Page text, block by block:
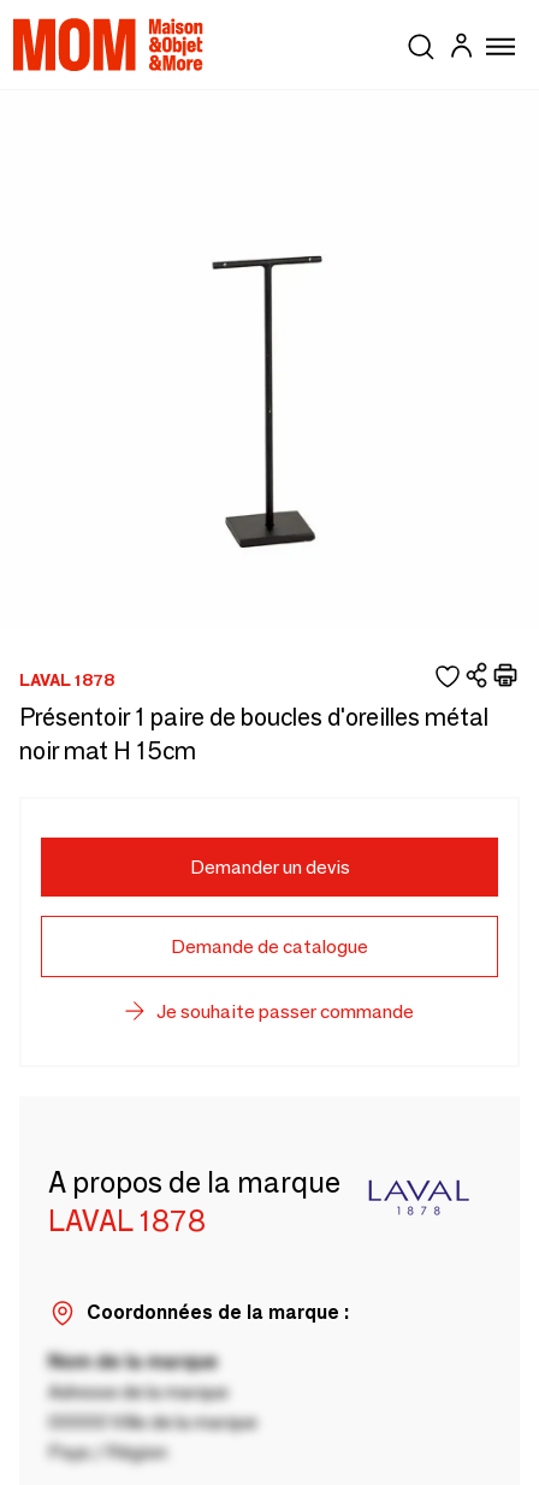
LAVAL 1878
Présentoir 1 paire de boucles d'oreilles métal
noir mat H 15cm
Demander un devis
Demande de catalogue
Je souhaite passer commande
A propos de la marque
LAVAL 1878
Coordonnées de la marque :
Nom de la marque
Adresse de la marque
00000 Ville de la marque
Pays / Région